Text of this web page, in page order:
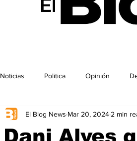
Noticias Politica Opinión
Dani Alves
El Blog News Mar 20, 2024 2 min